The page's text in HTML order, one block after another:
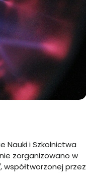
Nauki i Szkolnictwa
zorganizowano w
, współtworzonej przez